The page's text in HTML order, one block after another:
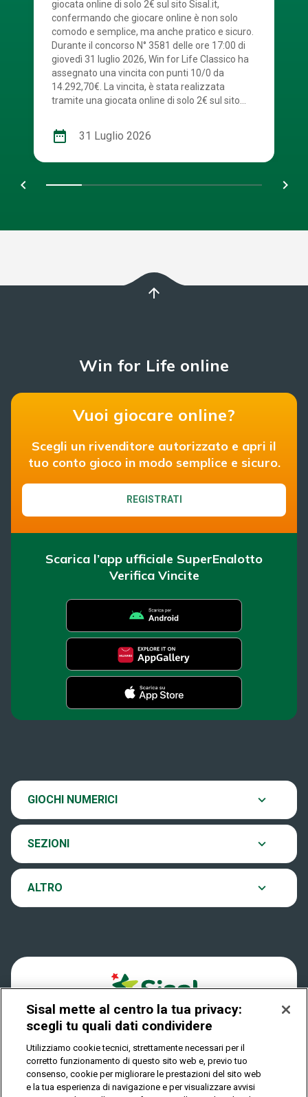
giocata online di solo 2€ sul sito Sisal.it,
confermando che giocare online è non solo
comodo e semplice, ma anche pratico e sicuro.
Durante il concorso N° 3581 delle ore 17:00 di
giovedì 31 luglio 2026, Win for Life Classico ha
assegnato una vincita con punti 10/0 da
14.292,70€. La vincita, è stata realizzata
tramite una giocata online di solo 2€ sul sito
– 5 – 6 – 7 – 9 – 12 – 15 – 16 – 20. Numerone:
13. Win For Life, con tutte le sue modalità di
tutti i vantaggi dell’esperienza di gioco online.
date_range 31 Luglio 2026
chevron_left navigate_next
arrow_upward
Win for Life online
Vuoi giocare online?
Scegli un rivenditore autorizzato e apri il
tuo conto gioco in modo semplice e sicuro.
REGISTRATI
Scarica l’app ufficiale SuperEnalotto
Verifica Vincite
GIOCHI NUMERICI
SuperEnalotto
EuroJackpot
VinciCasa
Play Your Date
SEZIONI
News
Verifica vincite
Come si gioca
Dove si gioca
Quanto si vince
Come riscuotere
ALTRO
Contatti
Notifiche
Privacy
IL GIOCO È VIETATO AI MINORI E PUÒ CAUSARE
DIPENDENZA PATOLOGICA
Sisal mette al centro la tua privacy:
scegli tu quali dati condividere
Utilizziamo cookie tecnici, strettamente necessari per il
corretto funzionamento di questo sito web e, previo tuo
consenso, cookie per migliorare le prestazioni del sito web
e la tua esperienza di navigazione e per visualizzare avvisi